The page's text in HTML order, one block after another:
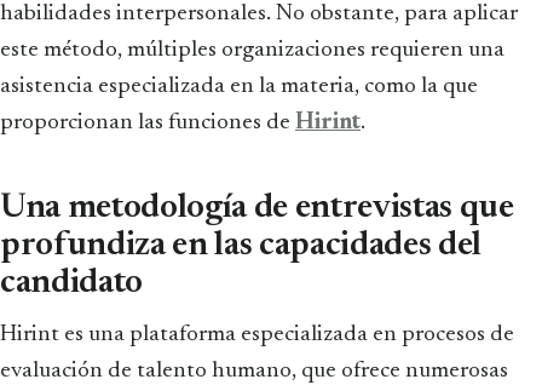
habilidades interpersonales. No obstante, para aplicar
este método, múltiples organizaciones requieren una
asistencia especializada en la materia, como la que
proporcionan las funciones de Hirint.
Una metodología de entrevistas que
profundiza en las capacidades del
candidato
Hirint es una plataforma especializada en procesos de
evaluación de talento humano, que ofrece numerosas